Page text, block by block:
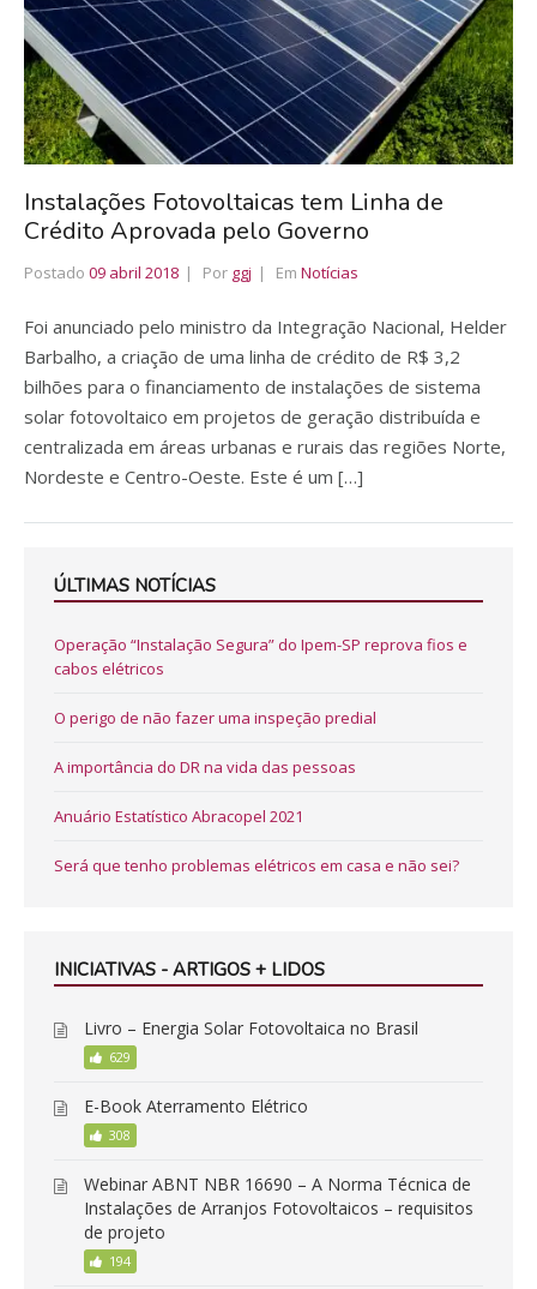
Instalações Fotovoltaicas tem Linha de
Crédito Aprovada pelo Governo
Postado 09 abril 2018 Por ggj Em Notícias
Foi anunciado pelo ministro da Integração Nacional, Helder
Barbalho, a criação de uma linha de crédito de R$ 3,2
bilhões para o financiamento de instalações de sistema
solar fotovoltaico em projetos de geração distribuída e
centralizada em áreas urbanas e rurais das regiões Norte,
Nordeste e Centro-Oeste. Este é um […]
ÚLTIMAS NOTÍCIAS
Operação “Instalação Segura” do Ipem-SP reprova fios e
cabos elétricos
O perigo de não fazer uma inspeção predial
A importância do DR na vida das pessoas
Anuário Estatístico Abracopel 2021
Será que tenho problemas elétricos em casa e não sei?
INICIATIVAS - ARTIGOS + LIDOS
Livro – Energia Solar Fotovoltaica no Brasil
629
E-Book Aterramento Elétrico
308
Webinar ABNT NBR 16690 – A Norma Técnica de
Instalações de Arranjos Fotovoltaicos – requisitos
de projeto
194